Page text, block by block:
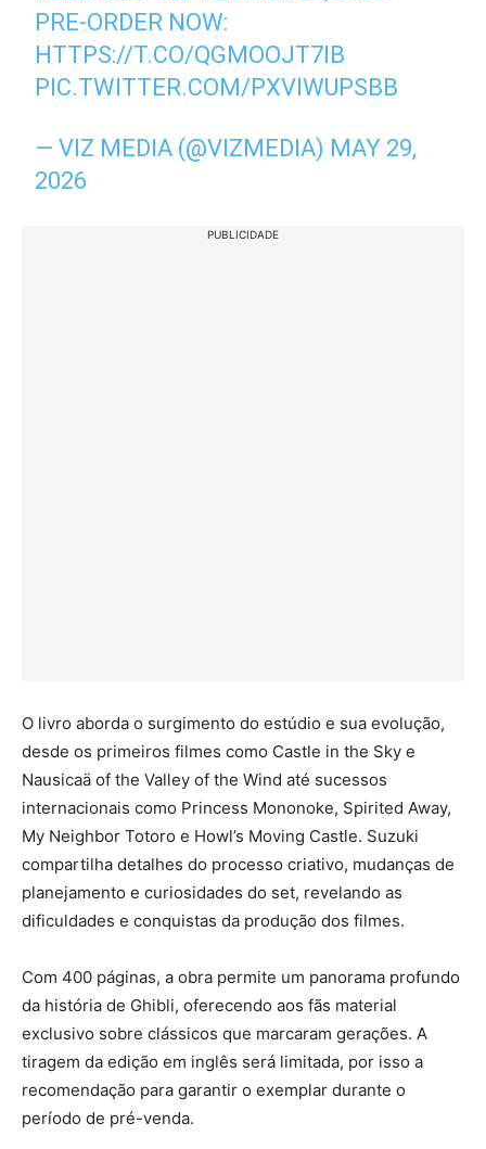
PRE-ORDER NOW:
HTTPS://T.CO/QGMOOJT7IB
PIC.TWITTER.COM/PXVIWUPSBB
— VIZ MEDIA (@VIZMEDIA) MAY 29,
2026
PUBLICIDADE
O livro aborda o surgimento do estúdio e sua evolução,
desde os primeiros filmes como Castle in the Sky e
Nausicaä of the Valley of the Wind até sucessos
internacionais como Princess Mononoke, Spirited Away,
My Neighbor Totoro e Howl’s Moving Castle. Suzuki
compartilha detalhes do processo criativo, mudanças de
planejamento e curiosidades do set, revelando as
dificuldades e conquistas da produção dos filmes.
Com 400 páginas, a obra permite um panorama profundo
da história de Ghibli, oferecendo aos fãs material
exclusivo sobre clássicos que marcaram gerações. A
tiragem da edição em inglês será limitada, por isso a
recomendação para garantir o exemplar durante o
período de pré-venda.